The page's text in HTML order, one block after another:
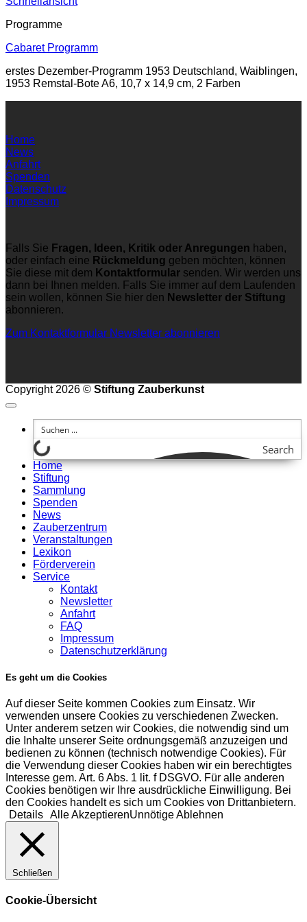
Programme
Cabaret Programm
erstes Dezember-Programm 1953 Deutschland, Waiblingen,
1953 Remstal-Bote A6, 10,7 x 14,9 cm, 2 Farben
Home
News
Anfahrt
Spenden
Datenschutz
Impressum
Falls Sie Fragen, Ideen, Kritik oder Anregungen haben,
oder einfach eine Rückmeldung geben möchten, können
Sie diese mit dem Kontaktformular senden. Wir werden uns
dann bei Ihnen melden. Falls Sie immer auf dem Laufenden
sein wollen, können Sie hier den Newsletter der Stiftung
abonnieren.
Zum Kontaktformular Newsletter abonnieren
Copyright 2026 © Stiftung Zauberkunst
Search
Home
Stiftung
Sammlung
Spenden
News
Zauberzentrum
Veranstaltungen
Lexikon
Förderverein
Service
Kontakt
Newsletter
Anfahrt
FAQ
Impressum
Datenschutzerklärung
Es geht um die Cookies
Auf dieser Seite kommen Cookies zum Einsatz. Wir
verwenden unsere Cookies zu verschiedenen Zwecken.
Unter anderem setzen wir Cookies, die notwendig sind um
die Inhalte unserer Seite ordnungsgemäß anzuzeigen und
bedienen zu können (technisch notwendige Cookies). Für
die Verwendung dieser Cookies haben wir ein berechtigtes
Interesse gem. Art. 6 Abs. 1 lit. f DSGVO. Für alle anderen
Cookies benötigen wir Ihre ausdrückliche Einwilligung. Bei
den Cookies handelt es sich um Cookies von Drittanbietern.
Details Alle AkzeptierenUnnötige Ablehnen
Schließen
Cookie-Übersicht